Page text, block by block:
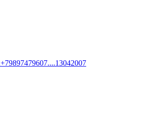
+79897479607....13042007